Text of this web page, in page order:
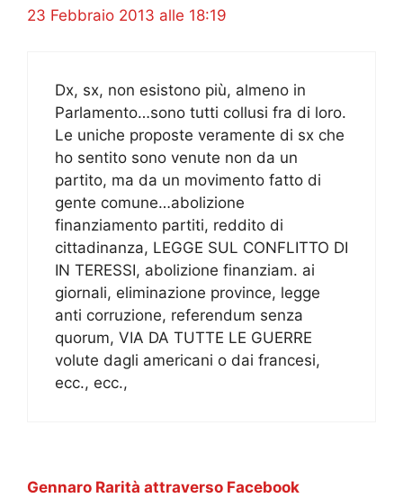
23 Febbraio 2013 alle 18:19
Dx, sx, non esistono più, almeno in
Parlamento…sono tutti collusi fra di loro.
Le uniche proposte veramente di sx che
ho sentito sono venute non da un
partito, ma da un movimento fatto di
gente comune…abolizione
finanziamento partiti, reddito di
cittadinanza, LEGGE SUL CONFLITTO DI
IN TERESSI, abolizione finanziam. ai
giornali, eliminazione province, legge
anti corruzione, referendum senza
quorum, VIA DA TUTTE LE GUERRE
volute dagli americani o dai francesi,
ecc., ecc.,
Gennaro Rarità attraverso Facebook